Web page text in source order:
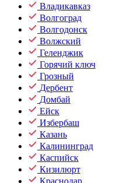
Владикавказ
Волгоград
Волгодонск
Волжский
Геленджик
Горячий ключ
Грозный
Дербент
Домбай
Ейск
Избербаш
Казань
Калининград
Каспийск
Кизилюрт
Краснодар